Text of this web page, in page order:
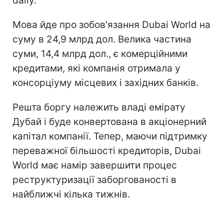
Мова йде про зобов'язання Dubai World на
суму в 24,9 млрд дол. Велика частина
суми, 14,4 млрд дол., є комерційними
кредитами, які компанія отримала у
консорціуму місцевих і західних банків.
Решта боргу належить владі емірату
Дубай і буде конвертована в акціонерний
капітал компанії. Тепер, маючи підтримку
переважної більшості кредиторів, Dubai
World має намір завершити процес
реструктуризації заборгованості в
найближчі кілька тижнів.